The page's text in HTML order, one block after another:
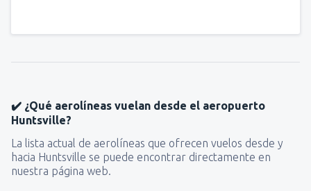
✔️ ¿Qué aerolíneas vuelan desde el aeropuerto
Huntsville?
La lista actual de aerolíneas que ofrecen vuelos desde y
hacia Huntsville se puede encontrar directamente en
nuestra página web.